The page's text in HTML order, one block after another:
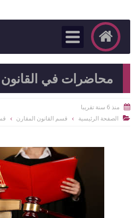
محاضرات في القانون
 منذ 6 سنة تقريبا
 الصفحة الرئيسية قسم القانون المقارن